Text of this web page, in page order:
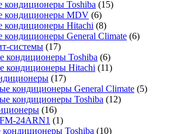
кондиционеры Toshiba (15)
кондиционеры MDV (6)
кондиционеры Hitachi (8)
кондиционеры General Climate (6)
системы (17)
кондиционеры Toshiba (6)
кондиционеры Hitachi (11)
(17)
кондиционеры General Climate (5)
кондиционеры Toshiba (12)
(16)
24ARN1 (1)
Toshiba (10)